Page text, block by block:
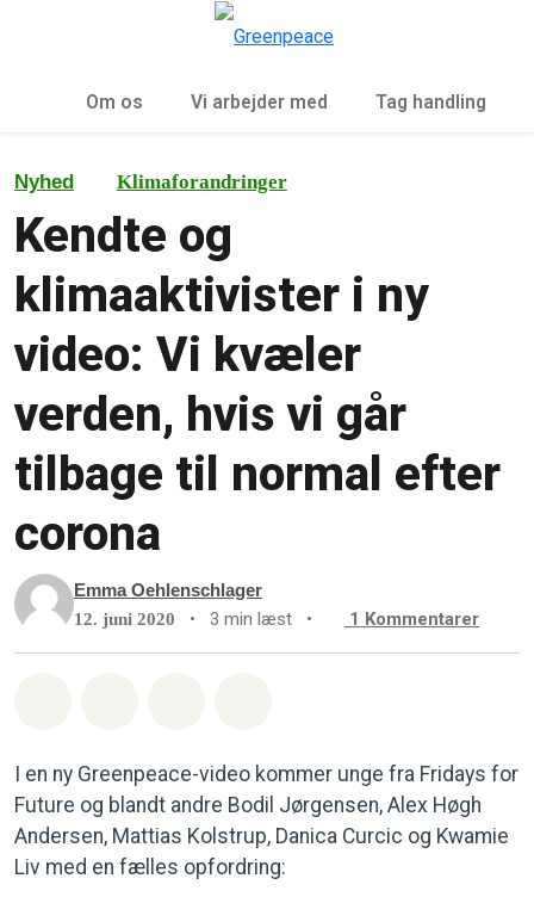
Om os Vi arbejder med Tag handling
Nyhed Klimaforandringer
Kendte og
klimaaktivister i ny
video: Vi kvæler
verden, hvis vi går
tilbage til normal efter
corona
Emma Oehlenschlager
12. juni 2020 • 3 min læst • 1 Kommentarer
I en ny Greenpeace-video kommer unge fra Fridays for
Future og blandt andre Bodil Jørgensen, Alex Høgh
Andersen, Mattias Kolstrup, Danica Curcic og Kwamie
Liv med en fælles opfordring: